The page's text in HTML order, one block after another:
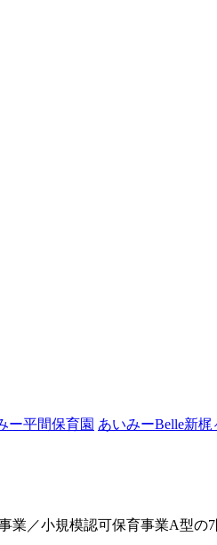
ー平間保育園 あいみーBelle新梶
／小規模認可保育事業A型の